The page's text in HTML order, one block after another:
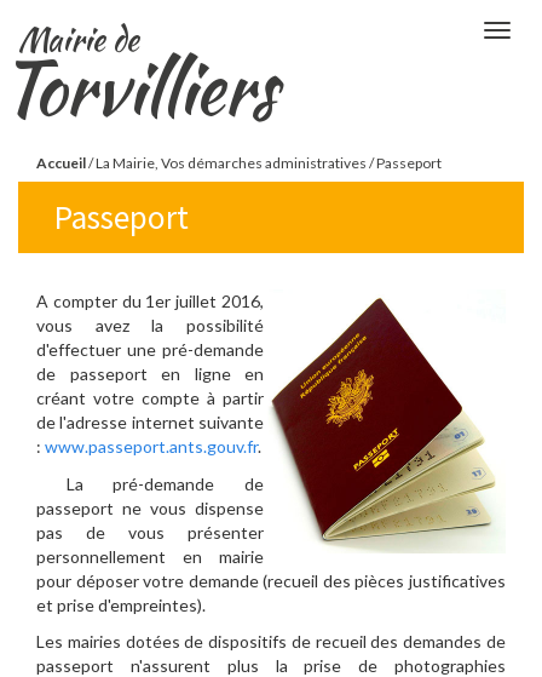
contenu
principal
Mairie de
Torvilliers
Vous
êtes
ici
Accueil/La Mairie, Vos démarches administratives /Passeport
Passeport
A compter du 1er juillet 2016,
vous avez la possibilité
d'effectuer une pré-demande
de passeport en ligne en
créant votre compte à partir
de l'adresse internet suivante
: www.passeport.ants.gouv.fr.
La pré-demande de
passeport ne vous dispense
pas de vous présenter
personnellement en mairie
pour déposer votre demande (recueil des pièces justificatives
et prise d'empreintes).
Les mairies dotées de dispositifs de recueil des demandes de
passeport n'assurent plus la prise de photographies